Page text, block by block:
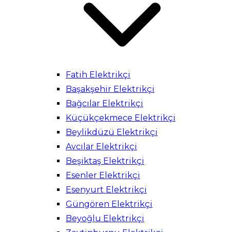
Fatih Elektrikçi
Başakşehir Elektrikçi
Bağcılar Elektrikçi
Küçükçekmece Elektrikçi
Beylikdüzü Elektrikçi
Avcılar Elektrikçi
Beşiktaş Elektrikçi
Esenler Elektrikçi
Esenyurt Elektrikçi
Güngören Elektrikçi
Beyoğlu Elektrikçi